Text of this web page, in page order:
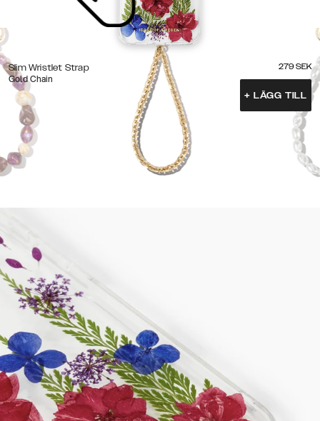
Slim Wristlet Strap
Gold Chain
279 SEK
+ LÄGG TILL